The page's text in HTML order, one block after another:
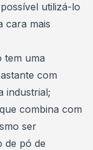
utilizá-lo
cara mais
tem uma
com
industrial;
combina com
ser
de pó de